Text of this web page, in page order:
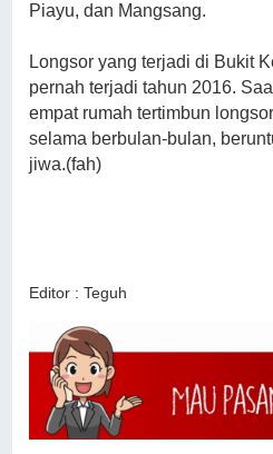
Piayu, dan Mangsang.
Longsor yang terjadi di Bukit
pernah terjadi tahun 2016.
empat rumah tertimbun
selama berbulan-bulan,
jiwa.(fah)
Editor : Teguh